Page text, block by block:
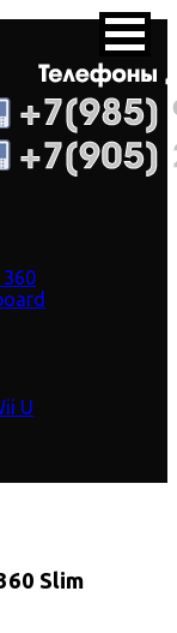
360
U
Slim